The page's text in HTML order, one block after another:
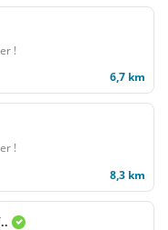
!
6,7 km
!
8,3 km